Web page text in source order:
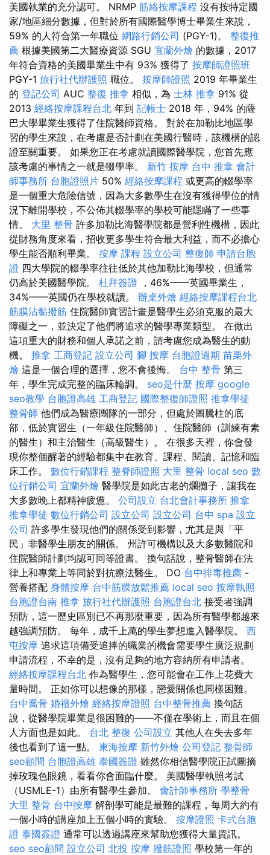
美國執業的充分認可。 NRMP 筋絡按摩課程 沒有按特定國
家/地區細分數據，但對於所有國際醫學博士畢業生來說，
59% 的人符合第一年職位 網路行銷公司 (PGY-1)。 整復推
薦 根據美國第二大醫療資源 SGU 宜蘭外燴 的數據，2017
年符合資格的美國畢業生中有 93% 獲得了 按摩師證照班
PGY-1 旅行社代辦護照 職位。 按摩師證照 2019 年畢業生
的 登記公司 AUC 整復 推拿 相似，為 士林 推拿 91% 從
2013 經絡按摩課程台北 年到 記帳士 2018 年，94% 的薩
巴大學畢業生獲得了住院醫師資格。 對於在加勒比地區學
習的學生來說，在考慮是否計劃在美國行醫時，該機構的認
證至關重要。 如果您正在考慮就讀國際醫學院，您首先應
該考慮的事情之一就是輟學率。 新竹 按摩 台中 推拿 會計
師事務所 台胞證照片 50% 經絡按摩課程 或更高的輟學率
是一個重大危險信號，因為大多數學生在沒有獲得學位的情
況下離開學校，不公佈其輟學率的學校可能隱瞞了一些事
情。 大里 整骨 許多加勒比海醫學院都是營利性機構，因此
從財務角度來看，招收更多學生符合最大利益，而不必擔心
學生能否順利畢業。 按摩 課程 設立公司 整復師 申請台胞
證 四大學院的輟學率往往低於其他加勒比海學校，但通常
仍高於美國醫學院。 杜拜簽證 ，46%——英國畢業生，
34%——英國仍在學校就讀。 辦桌外燴 經絡按摩課程台北
筋膜沾黏撥筋 住院醫師實習計畫是醫學生必須克服的最大
障礙之一，並決定了他們將追求的醫學專業類型。 在做出
這項重大的財務和個人承諾之前，請考慮您成為醫生的動
機。 推拿 工商登記 設立公司 腳 按摩 台胞證過期 苗栗外
燴 這是一個合理的選擇，您不會後悔。 台中 整骨 第三
年，學生完成完整的臨床輪調。 seo是什麼 按摩 google
seo教學 台胞證高雄 工商登記 國際整復師證照 推拿學徒
整骨師 他們成為醫療團隊的一部分，但處於圖騰柱的底
部，低於實習生（一年級住院醫師）、住院醫師（訓練有素
的醫生）和主治醫生（高級醫生）。 在很多天裡，你會發
現你整個醒著的經驗都集中在教育、課程、閱讀、記憶和臨
床工作。 數位行銷課程 整脊師證照 大里 整骨 local seo 數
位行銷公司 宜蘭外燴 醫學院是如此古老的爛攤子，讓我在
大多數晚上都精神疲憊。 公司設立 台北會計事務所 推拿
推拿學徒 數位行銷公司 設立公司 設立公司 台中 spa 設立
公司 許多學生發現他們的關係受到影響，尤其是與「平
民」非醫學生朋友的關係。 州許可機構以及大多數醫院和
住院醫師計劃均認可同等證書。 換句話說，整骨醫師在法
律上和專業上等同於對抗療法醫生。 DO 台中排毒推薦 -
營養搭配 身體按摩 台中筋膜放鬆推薦 local seo 按摩執照
台胞證台南 推拿 旅行社代辦護照 台胞證台北 接受者強調
預防，這一歷史區別已不再那麼重要，因為所有醫學都越來
越強調預防。 每年，成千上萬的學生夢想進入醫學院。 西
屯按摩 追求這項備受追捧的職業的機會需要學生廣泛規劃
申請流程，不幸的是，沒有足夠的地方容納所有申請者。
經絡按摩課程台北 作為醫學生，您可能會在工作上花費大
量時間。 正如你可以想像的那樣，戀愛關係也同樣困難。
台中喬骨 婚禮外燴 經絡按摩證照 台中整骨推薦 換句話
說，從醫學院畢業是很困難的——不僅在學術上，而且在個
人方面也是如此。 台北 整復 公司設立 其他人在失去多年
後也看到了這一點。 東海按摩 新竹外燴 公司登記 整骨師
seo顧問 台胞證高雄 泰國簽證 雖然你相信醫學院正試圖摘
掉玫瑰色眼鏡，看看你會面臨什麼。 美國醫學執照考試
（USMLE-1）由所有醫學生參加。 會計師事務所 學整骨
大里 整骨 台中按摩 解剖學可能是最難的課程，每周大約有
一個小時的講座加上五個小時的實驗。 按摩證照 卡式台胞
證 泰國簽證 通常可以透過講座來幫助您獲得大量資訊。
seo seo顧問 設立公司 北投 按摩 撥筋證照 學校第一年的